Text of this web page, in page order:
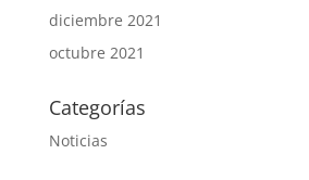
diciembre 2021
octubre 2021
Categorías
Noticias